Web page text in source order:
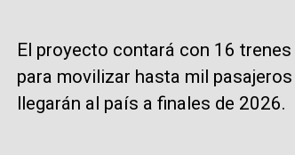
El proyecto contará con 16
para movilizar hasta mil
llegarán al país a finales de 2026.